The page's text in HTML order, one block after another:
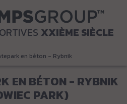
XXIÈME SIÈCLE
en béton - Rybnik (Wisniowiec Park)
EN BÉTON - RYBNIK
PARK)